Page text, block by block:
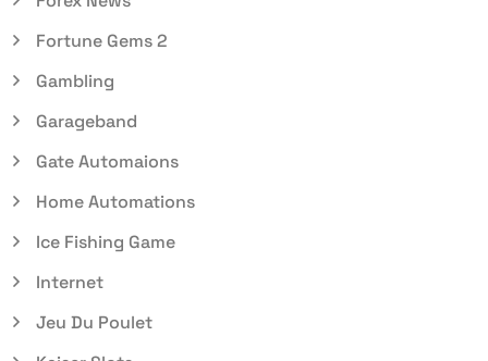
Fortune Gems 2
Gambling
Garageband
Gate Automaions
Home Automations
Ice Fishing Game
Internet
Jeu Du Poulet